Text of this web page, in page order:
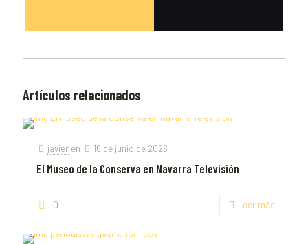
Artículos relacionados
javier en 16 de junio de 2026
El Museo de la Conserva en Navarra Televisión
0 Leer más